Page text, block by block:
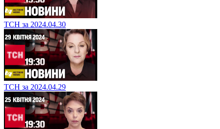
ТСН за 2024.04.30
ТСН за 2024.04.29